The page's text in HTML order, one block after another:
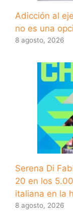
Adicción al
no es una
8 agosto, 2026
Serena Di
20 en los
italiana en la
8 agosto, 2026